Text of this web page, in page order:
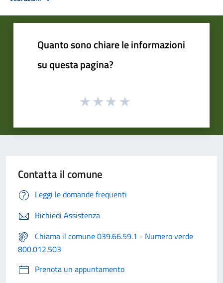
Quanto sono chiare le informazioni
su questa pagina?
Contatta il comune
Leggi le domande frequenti
Richiedi Assistenza
Chiama il comune 039.66.59.1 - Numero verde
800.012.503
Prenota un appuntamento